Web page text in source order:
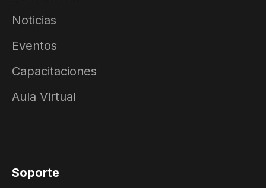
Noticias
Eventos
Capacitaciones
Aula Virtual
Soporte